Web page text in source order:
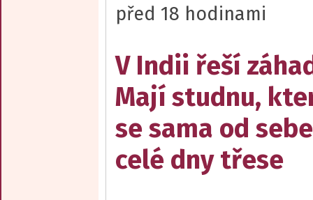
před 18 hodinami
V Indii řeší
Mají studnu,
se sama od sebe
celé dny třese